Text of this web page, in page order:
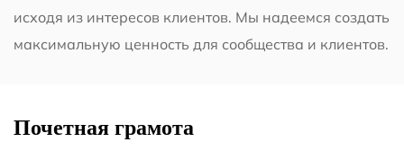
исходя из интересов клиентов. Мы надеемся создать
максимальную ценность для сообщества и клиентов.
Почетная грамота